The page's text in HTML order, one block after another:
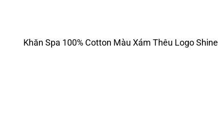
Khăn Spa 100% Cotton Màu Xám Thêu Logo